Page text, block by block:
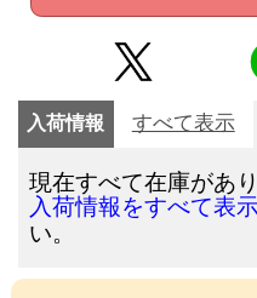
入荷情報 すべて表示
現在すべて在庫があり
入荷情報をすべて表
い。